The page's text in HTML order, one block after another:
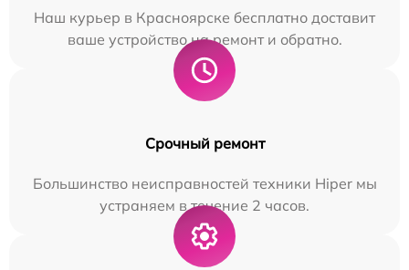
Наш курьер в Красноярске бесплатно доставит
ваше устройство на ремонт и обратно.
Срочный ремонт
Большинство неисправностей техники Hiper мы
устраняем в течение 2 часов.